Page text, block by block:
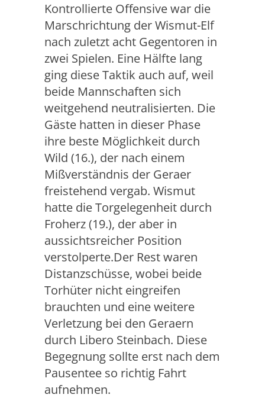
Kontrollierte Offensive war die
Marschrichtung der Wismut-Elf
nach zuletzt acht Gegentoren in
zwei Spielen. Eine Hälfte lang
ging diese Taktik auch auf, weil
beide Mannschaften sich
weitgehend neutralisierten. Die
Gäste hatten in dieser Phase
ihre beste Möglichkeit durch
Wild (16.), der nach einem
Mißverständnis der Geraer
freistehend vergab. Wismut
hatte die Torgelegenheit durch
Froherz (19.), der aber in
aussichtsreicher Position
verstolperte.Der Rest waren
Distanzschüsse, wobei beide
Torhüter nicht eingreifen
brauchten und eine weitere
Verletzung bei den Geraern
durch Libero Steinbach. Diese
Begegnung sollte erst nach dem
Pausentee so richtig Fahrt
aufnehmen.